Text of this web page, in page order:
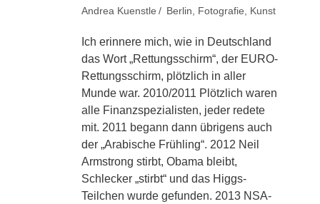
Andrea Kuenstle
Berlin Fotografie Kunst
Ich erinnere mich, wie in Deutschland
das Wort „Rettungsschirm“, der EURO-
Rettungsschirm, plötzlich in aller
Munde war. 2010/2011 Plötzlich waren
alle Finanzspezialisten, jeder redete
mit. 2011 begann dann übrigens auch
der „Arabische Frühling“. 2012 Neil
Armstrong stirbt, Obama bleibt,
Schlecker „stirbt“ und das Higgs-
Teilchen wurde gefunden. 2013 NSA-